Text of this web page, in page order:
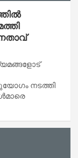
നടത്തി